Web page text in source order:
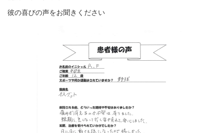
彼の喜びの声をお聞きください